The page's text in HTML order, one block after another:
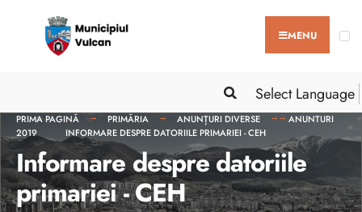
MENU
Select Language
PRIMA PAGINĂ PRIMĂRIA ANUNȚURI DIVERSE
ANUNTURI
2019
INFORMARE DESPRE DATORIILE PRIMARIEI - CEH
Informare despre datoriile
primariei - CEH